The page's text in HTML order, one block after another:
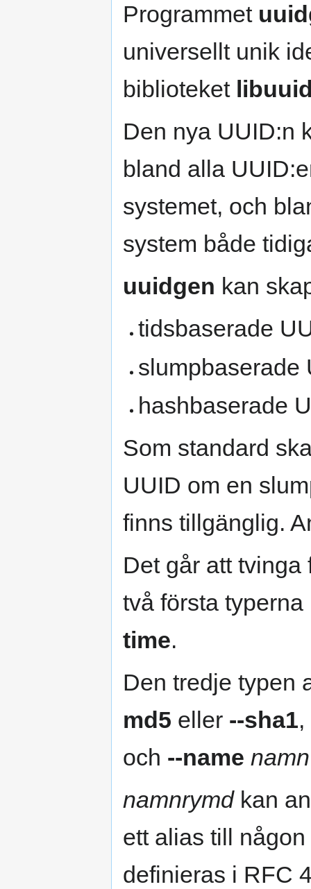
Programmet
universellt unik
biblioteket
Den nya UUID:n
bland alla
systemet, och
system både
uuidgen kan
tidsbaserade
slumpbaserade
hashbaserade
Som standard
UUID om en
finns tillgänglig.
Det går att
två första
time.
Den tredje typen
md5 eller --sha1
och --name namn
namnrymdkan
ett alias till
definieras i RFC